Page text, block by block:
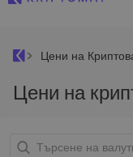
Цени на
Цени на